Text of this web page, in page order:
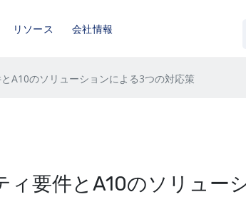
リソース 会社情報
A10のソリューションによる3つの対応策
要件とA10のソリュー